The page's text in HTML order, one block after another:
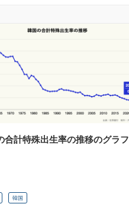
合計特殊出生率の推移のグラフ
韓国